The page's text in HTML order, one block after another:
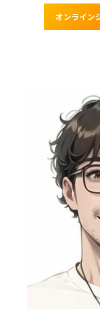
オンライン